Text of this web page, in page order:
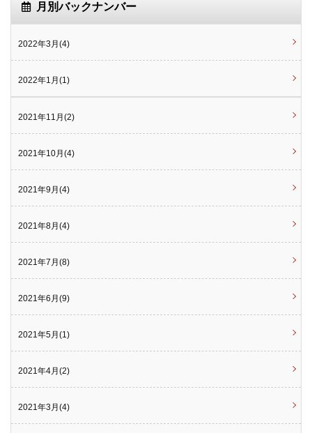
月別バックナンバー
2022年3月(4)
2022年1月(1)
2021年11月(2)
2021年10月(4)
2021年9月(4)
2021年8月(4)
2021年7月(8)
2021年6月(9)
2021年5月(1)
2021年4月(2)
2021年3月(4)